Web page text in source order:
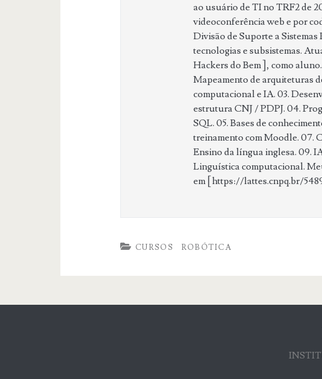
ao usuário de TI no TRF2 de
videoconferência web e por
Divisão de Suporte a
tecnologias e subsistemas.
Hackers do Bem ], como
Mapeamento de arquiteturas
computacional e IA. 03.
estrutura CNJ / PDPJ. 04.
SQL. 05. Bases de
treinamento com Moodle. 07.
Ensino da língua inglesa. 09.
Linguística computacional.
em [ https://lattes.cnpq.br/
CURSOS ROBÓTICA